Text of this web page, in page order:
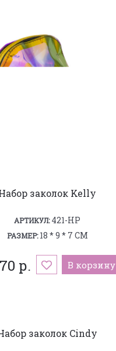
заколок Kelly
АРТИКУЛ:421-HP
РАЗМЕР:18 * 9 * 7 СМ
р. В корзину
заколок Cindy